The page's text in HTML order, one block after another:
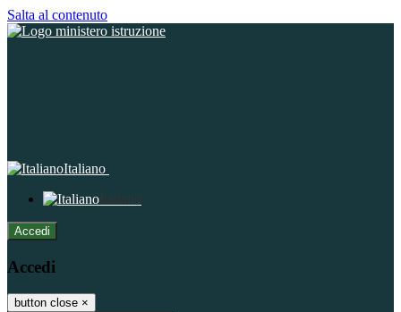
Salta al contenuto
Italiano
Italiano
Accedi
Accedi
button close ×